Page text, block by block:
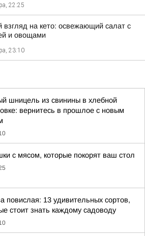
22:25
взгляд на кето: освежающий салат с
и овощами
23:10
шницель из свинины в хлебной
вернитесь в прошлое с новым
с мясом, которые покорят ваш стол
повислая: 13 удивительных сортов,
стоит знать каждому садоводу